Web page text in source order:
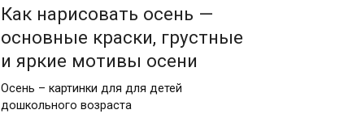
Как нарисовать осень —
основные краски, грустные
и яркие мотивы осени
Осень – картинки для для детей
дошкольного возраста